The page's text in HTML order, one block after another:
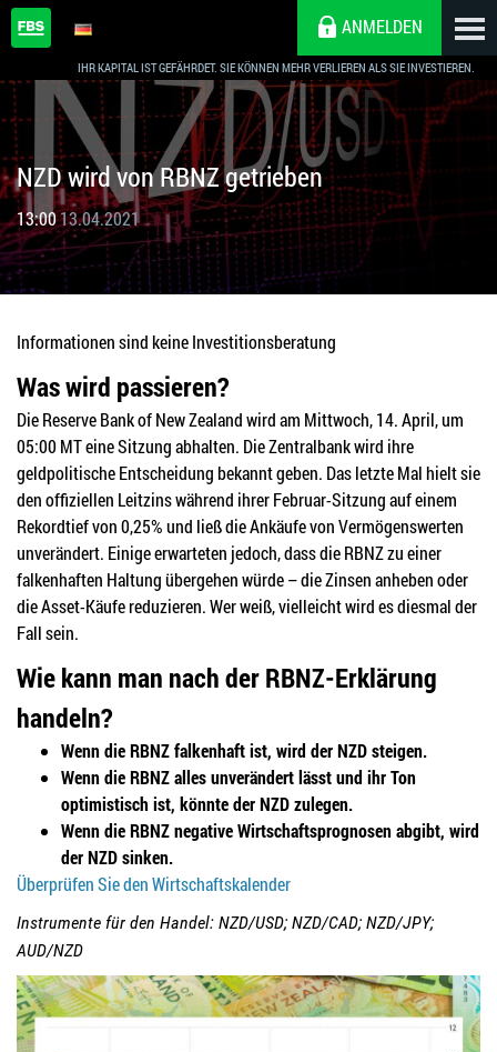
IHR KAPITAL IST GEFÄHRDET. SIE KÖNNEN MEHR VERLIEREN ALS SIE INVESTIEREN.
ANMELDEN
NZD wird von RBNZ getrieben
13:0013.04.2021
Informationen sind keine Investitionsberatung
Was wird passieren?
Die Reserve Bank of New Zealand wird am Mittwoch, 14. April, um
05:00 MT eine Sitzung abhalten. Die Zentralbank wird ihre
geldpolitische Entscheidung bekannt geben. Das letzte Mal hielt sie
den offiziellen Leitzins während ihrer Februar-Sitzung auf einem
Rekordtief von 0,25% und ließ die Ankäufe von Vermögenswerten
unverändert. Einige erwarteten jedoch, dass die RBNZ zu einer
falkenhaften Haltung übergehen würde – die Zinsen anheben oder
die Asset-Käufe reduzieren. Wer weiß, vielleicht wird es diesmal der
Fall sein.
Wie kann man nach der RBNZ-Erklärung
handeln?
Wenn die RBNZ falkenhaft ist, wird der NZD steigen.
Wenn die RBNZ alles unverändert lässt und ihr Ton
optimistisch ist, könnte der NZD zulegen.
Wenn die RBNZ negative Wirtschaftsprognosen abgibt, wird
der NZD sinken.
Überprüfen Sie den Wirtschaftskalender
Instrumente für den Handel: NZD/USD; NZD/CAD; NZD/JPY;
AUD/NZD